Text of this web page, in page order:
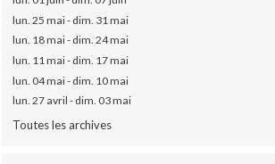
lun. 25 mai - dim. 31 mai
lun. 18 mai - dim. 24 mai
lun. 11 mai - dim. 17 mai
lun. 04 mai - dim. 10 mai
lun. 27 avril - dim. 03 mai
Toutes les archives